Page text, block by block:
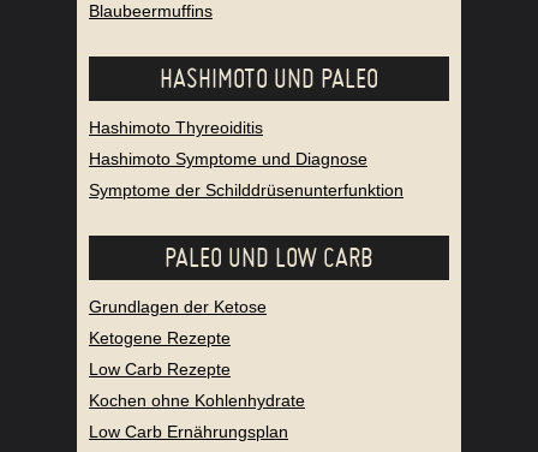
Blaubeermuffins
HASHIMOTO UND PALEO
Hashimoto Thyreoiditis
Hashimoto Symptome und Diagnose
Symptome der Schilddrüsenunterfunktion
PALEO UND LOW CARB
Grundlagen der Ketose
Ketogene Rezepte
Low Carb Rezepte
Kochen ohne Kohlenhydrate
Low Carb Ernährungsplan